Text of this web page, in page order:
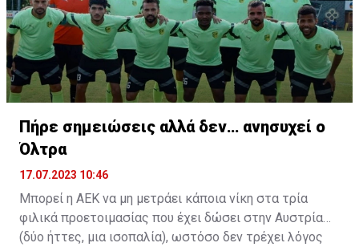
Πήρε σημειώσεις αλλά δεν… ανησυχεί ο
Όλτρα
17.07.2023 10:46
Μπορεί η ΑΕΚ να μη μετράει κάποια νίκη στα τρία
φιλικά προετοιμασίας που έχει δώσει στην Αυστρία
(δύο ήττες, μια ισοπαλία), ωστόσο δεν τρέχει λόγος